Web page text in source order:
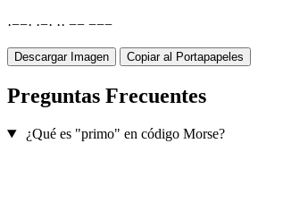
·−−· ·−· ·· −− −−−
Descargar Imagen Copiar al Portapapeles
Preguntas Frecuentes
¿Qué es "primo" en código Morse?